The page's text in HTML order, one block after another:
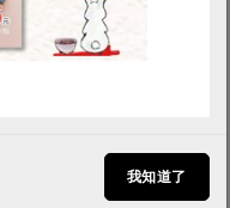
我知道了